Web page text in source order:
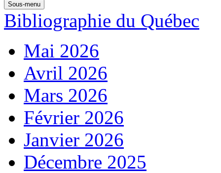
Sous-menu
Bibliographie du Québec
Mai 2026
Avril 2026
Mars 2026
Février 2026
Janvier 2026
Décembre 2025